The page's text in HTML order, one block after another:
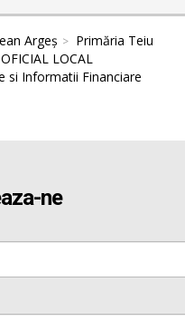
Argeș
Primăria Teiu
LOCAL
si Informatii Financiare
ne